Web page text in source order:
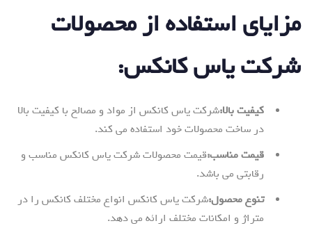
مزایای استفاده از محصولات
شرکت یاس کانکس:
کیفیت بالا:شرکت یاس کانکس از مواد و مصالح با کیفیت بالا
در ساخت محصولات خود استفاده می کند.
قیمت مناسب:قیمت محصولات شرکت یاس کانکس مناسب و
رقابتی می باشد.
تنوع محصول:شرکت یاس کانکس انواع مختلف کانکس را در
متراژ و امکانات مختلف ارائه می دهد.